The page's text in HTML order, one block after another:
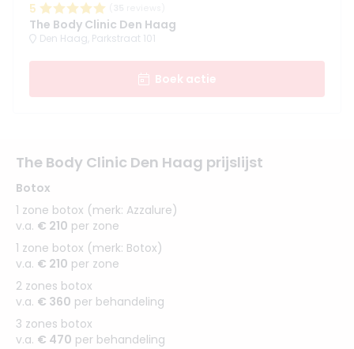
5
The Body Clinic Den Haag
Den Haag, Parkstraat 101
Boek actie
The Body Clinic Den Haag prijslijst
Botox
1 zone botox (merk: Azzalure)
v.a. € 210 per zone
1 zone botox (merk: Botox)
v.a. € 210 per zone
2 zones botox
v.a. € 360 per behandeling
3 zones botox
v.a. € 470 per behandeling